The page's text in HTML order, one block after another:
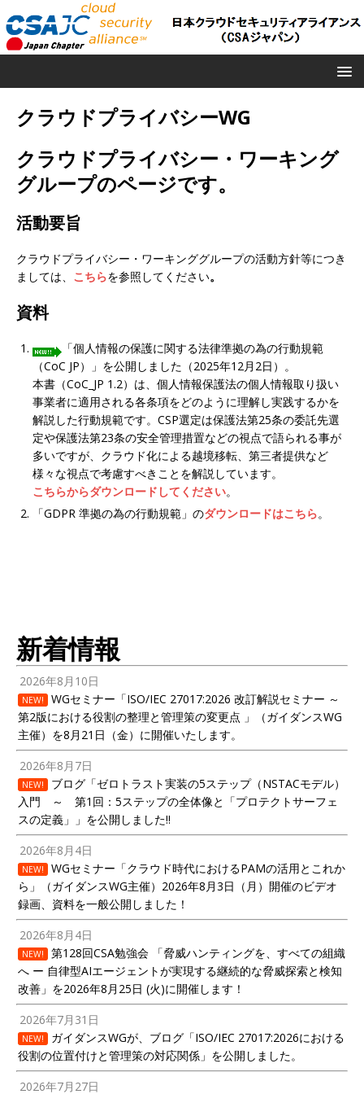
クラウドプライバシーWG
クラウドプライバシー・ワーキング
グループのページです。
活動要旨
クラウドプライバシー・ワーキンググループの活動方針等につき
ましては、 こちらを参照してください。
資料
「個人情報の保護に関する法律準拠の為の行動規範
（CoC JP）」を公開しました（2025年12月2日）。
本書（CoC_JP 1.2）は、個人情報保護法の個人情報取り扱い
事業者に適用される各条項をどのように理解し実践するかを
解説した行動規範です。CSP選定は保護法第25条の委託先選
定や保護法第23条の安全管理措置などの視点で語られる事が
多いですが、クラウド化による越境移転、第三者提供など
様々な視点で考慮すべきことを解説しています。
こちらからダウンロードしてください。
「GDPR 準拠の為の行動規範」のダウンロードはこちら。
新着情報
2026年8月10日
NEW!
WGセミナー「ISO/IEC 27017:2026 改訂解説セミナー ～
第2版における役割の整理と管理策の変更点 」（ガイダンスWG
主催）を8月21日（金）に開催いたします。
2026年8月7日
NEW!
ブログ「ゼロトラスト実装の5ステップ（NSTACモデル）
入門 ～ 第1回：5ステップの全体像と「プロテクトサーフェ
スの定義」」を公開しました!!
2026年8月4日
NEW!
WGセミナー「クラウド時代におけるPAMの活用とこれか
ら」（ガイダンスWG主催）2026年8月3日（月）開催のビデオ
録画、資料を一般公開しました！
2026年8月4日
NEW!
第128回CSA勉強会 「脅威ハンティングを、すべての組織
へ ー 自律型AIエージェントが実現する継続的な脅威探索と検知
改善」を2026年8月25日 (火)に開催します！
2026年7月31日
NEW!
ガイダンスWGが、ブログ「ISO/IEC 27017:2026における
役割の位置付けと管理策の対応関係」を公開しました。
2026年7月27日